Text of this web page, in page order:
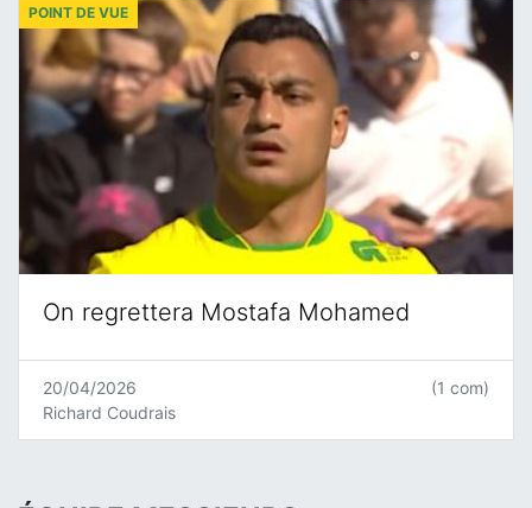
On regrettera Mostafa Mohamed
POINT DE VUE
20/04/2026
Richard Coudrais
(1 com)